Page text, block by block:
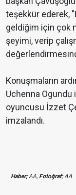
teşekkür ederek,
geldiğim için çok
şeyimi, verip
Konuşmaların
Uchenna Ogundu
oyuncusu İzzet
imzalandı.
Haber;AA, Fotoğraf;AA